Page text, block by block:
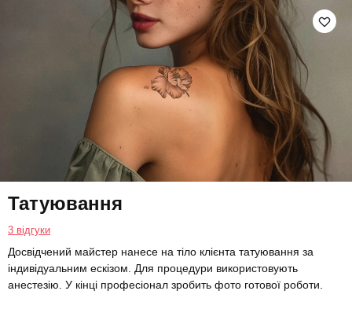
Татуювання
3 відгуки
Досвідчений майстер нанесе на тіло клієнта татуювання за
індивідуальним ескізом. Для процедури використовують
анестезію. У кінці професіонал зробить фото готової роботи.